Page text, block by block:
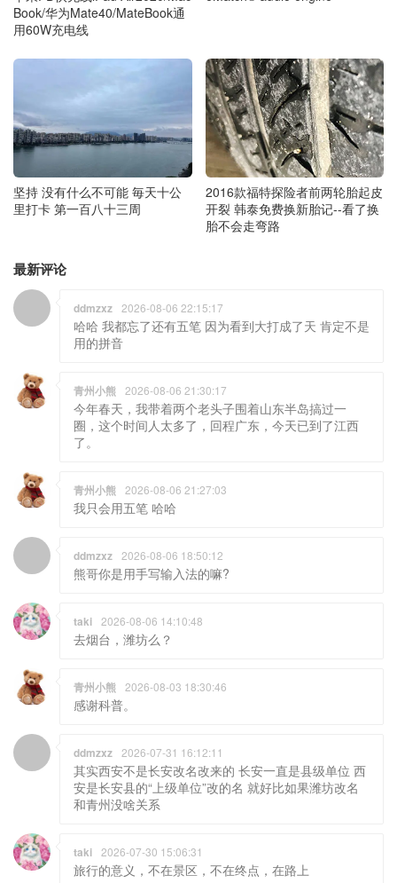
Book/华为Mate40/MateBook通
用60W充电线
坚持 没有什么不可能 毎天十公
里打卡 第一百八十三周
2016款福特探险者前两轮胎起皮
开裂 韩泰免费换新胎记--看了换
胎不会走弯路
最新评论
ddmzxz 2026-08-06 22:15:17
哈哈 我都忘了还有五笔 因为看到大打成了天 肯定不是
用的拼音
青州小熊 2026-08-06 21:30:17
今年春天，我带着两个老头子围着山东半岛搞过一
圈，这个时间人太多了，回程广东，今天已到了江西
了。
青州小熊 2026-08-06 21:27:03
我只会用五笔 哈哈
ddmzxz 2026-08-06 18:50:12
熊哥你是用手写输入法的嘛?
taki 2026-08-06 14:10:48
去烟台，潍坊么？
青州小熊 2026-08-03 18:30:46
感谢科普。
ddmzxz 2026-07-31 16:12:11
其实西安不是长安改名改来的 长安一直是县级单位 西
安是长安县的“上级单位”改的名 就好比如果潍坊改名
和青州没啥关系
taki 2026-07-30 15:06:31
旅行的意义，不在景区，不在终点，在路上